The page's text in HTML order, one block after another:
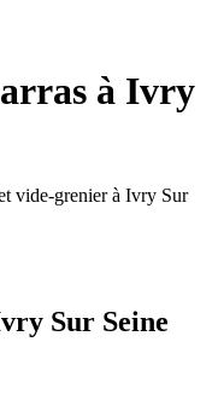
à Ivry
vide-grenier à Ivry Sur
Sur Seine